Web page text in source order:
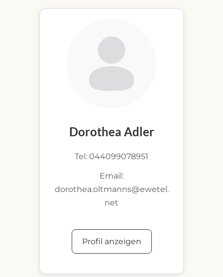
Dorothea Adler
Tel: 044099078951
Email:
dorothea.oltmanns@ewetel.
net
Profil anzeigen